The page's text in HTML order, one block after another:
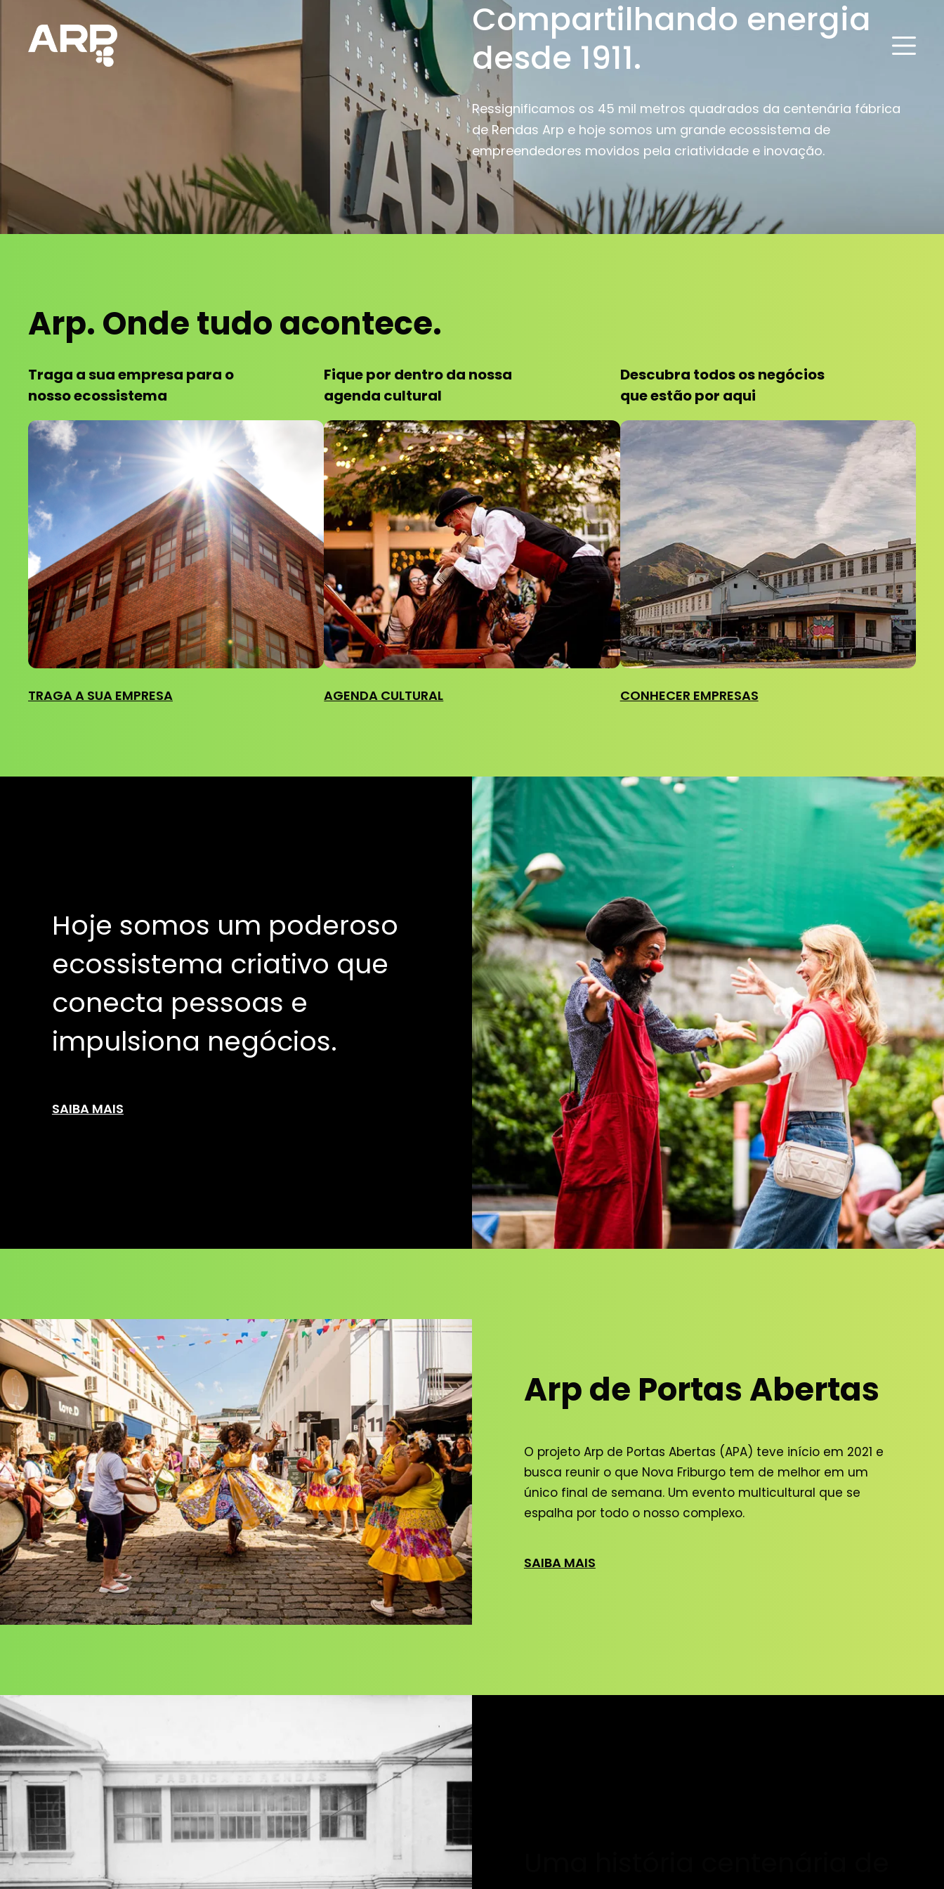
Compartilhando energia
desde 1911.
Ressignificamos os 45 mil metros quadrados da centenária fábrica
de Rendas Arp e hoje somos um grande ecossistema de
empreendedores movidos pela criatividade e inovação.
Arp. Onde tudo acontece.
Traga a sua empresa para o
nosso ecossistema
TRAGA A SUA EMPRESA
Fique por dentro da nossa
agenda cultural
AGENDA CULTURAL
Descubra todos os negócios
que estão por aqui
CONHECER EMPRESAS
Hoje somos um poderoso
ecossistema criativo que
conecta pessoas e
impulsiona negócios.
SAIBA MAIS
Arp de Portas Abertas
O projeto Arp de Portas Abertas (APA) teve início em 2021 e
busca reunir o que Nova Friburgo tem de melhor em um
único final de semana. Um evento multicultural que se
espalha por todo o nosso complexo.
SAIBA MAIS